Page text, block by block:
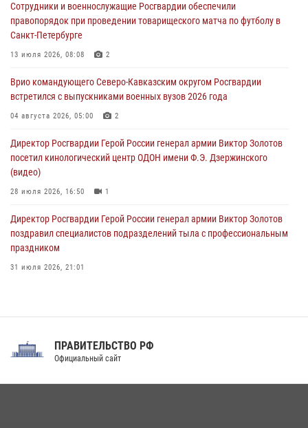
Росгвардейцы провели занятие по стрелковой подготовке для
воспитанников Центра детского, юношеского туризма и
краеведения Луганской Народной Республики
В регионах Урала бойцам Росгвардии в зону СВО передали свежие
тиражи газет
Сотрудники и военнослужащие Росгвардии обеспечили
правопорядок при проведении товарищеского матча по футболу в
Санкт-Петербурге
13 июля 2026, 08:08 2
Врио командующего Северо-Кавказским округом Росгвардии
встретился с выпускниками военных вузов 2026 года
04 августа 2026, 05:00 2
Директор Росгвардии Герой России генерал армии Виктор Золотов
посетил кинологический центр ОДОН имени Ф.Э. Дзержинского
(видео)
28 июля 2026, 16:50 1
Директор Росгвардии Герой России генерал армии Виктор Золотов
поздравил специалистов подразделений тыла с профессиональным
праздником
31 июля 2026, 21:01
Праздник «Один день с Росгвардией» к 105-летию Центрального
ПРАВИТЕЛЬСТВО РФ
Официальный сайт